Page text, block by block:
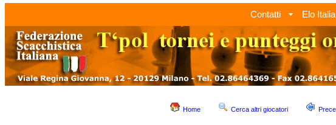
Contatti Elo Italia
Home Cerca altri giocatori